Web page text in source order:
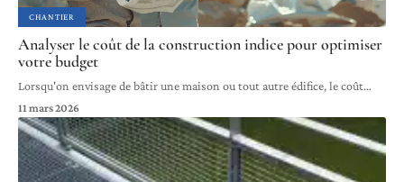
CHANTIER
Analyser le coût de la construction indice pour optimiser
votre budget
Lorsqu'on envisage de bâtir une maison ou tout autre édifice, le coût…
11 mars 2026